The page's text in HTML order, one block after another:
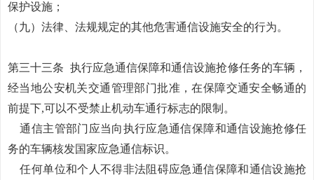
保护设施；
（九）法律、法规规定的其他危害通信设施安全的行为。
第三十三条 执行应急通信保障和通信设施抢修任务的车辆，
经当地公安机关交通管理部门批准，在保障交通安全畅通的
前提下,可以不受禁止机动车通行标志的限制。
通信主管部门应当向执行应急通信保障和通信设施抢修任
务的车辆核发国家应急通信标识。
任何单位和个人不得非法阻碍应急通信保障和通信设施抢